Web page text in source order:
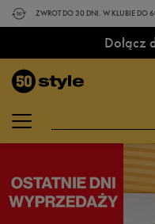
ZWROT DO 30 DNI. W KLUBIE DO
Dołącz